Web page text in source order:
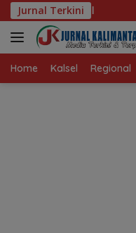
Langsung
ke
konten
Jurnal Terkini
Herdman Fokus Benahi
Home Kalsel Regional